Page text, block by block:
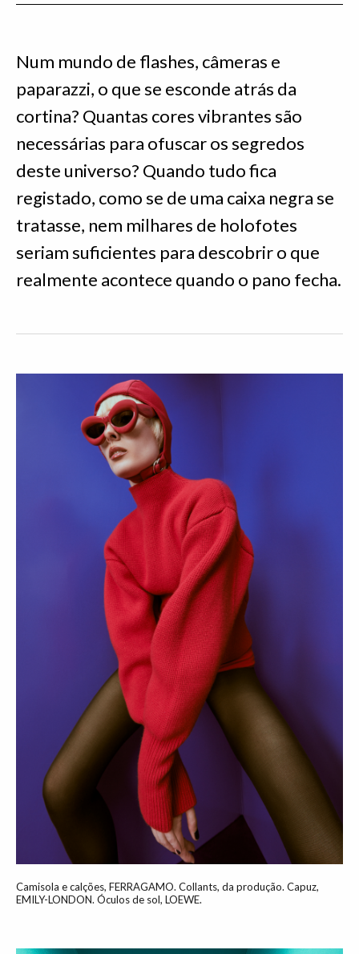
Num mundo de flashes, câmeras e
paparazzi, o que se esconde atrás da
cortina? Quantas cores vibrantes são
necessárias para ofuscar os segredos
deste universo? Quando tudo fica
registado, como se de uma caixa negra se
tratasse, nem milhares de holofotes
seriam suficientes para descobrir o que
realmente acontece quando o pano fecha.
Camisola e calções, FERRAGAMO. Collants, da produção. Capuz,
EMILY-LONDON. Óculos de sol, LOEWE.